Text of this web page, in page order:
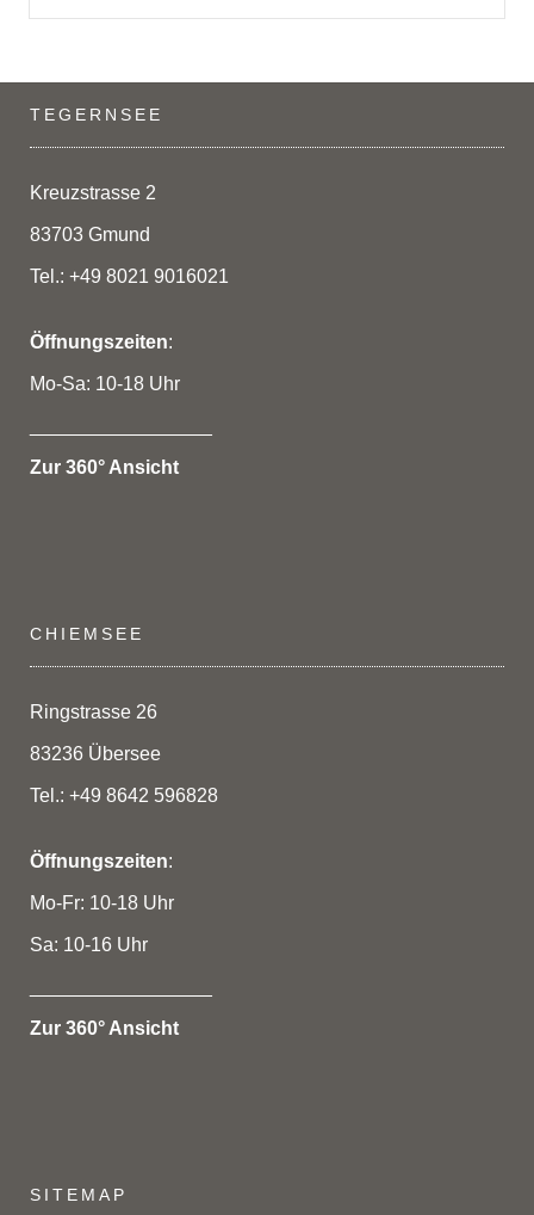
TEGERNSEE
Kreuzstrasse 2
83703 Gmund
Tel.: +49 8021 9016021
Öffnungszeiten:
Mo-Sa: 10-18 Uhr
Zur 360° Ansicht
CHIEMSEE
Ringstrasse 26
83236 Übersee
Tel.: +49 8642 596828
Öffnungszeiten:
Mo-Fr: 10-18 Uhr
Sa: 10-16 Uhr
Zur 360° Ansicht
SITEMAP